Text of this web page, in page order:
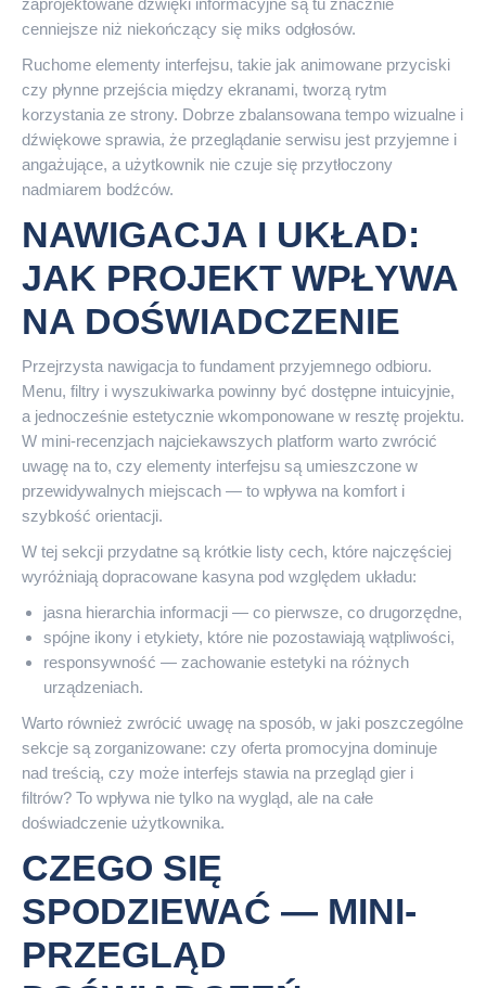
zaprojektowane dźwięki informacyjne są tu znacznie
cenniejsze niż niekończący się miks odgłosów.
Ruchome elementy interfejsu, takie jak animowane przyciski
czy płynne przejścia między ekranami, tworzą rytm
korzystania ze strony. Dobrze zbalansowana tempo wizualne i
dźwiękowe sprawia, że przeglądanie serwisu jest przyjemne i
angażujące, a użytkownik nie czuje się przytłoczony
nadmiarem bodźców.
NAWIGACJA I UKŁAD:
JAK PROJEKT WPŁYWA
NA DOŚWIADCZENIE
Przejrzysta nawigacja to fundament przyjemnego odbioru.
Menu, filtry i wyszukiwarka powinny być dostępne intuicyjnie,
a jednocześnie estetycznie wkomponowane w resztę projektu.
W mini-recenzjach najciekawszych platform warto zwrócić
uwagę na to, czy elementy interfejsu są umieszczone w
przewidywalnych miejscach — to wpływa na komfort i
szybkość orientacji.
W tej sekcji przydatne są krótkie listy cech, które najczęściej
wyróżniają dopracowane kasyna pod względem układu:
jasna hierarchia informacji — co pierwsze, co drugorzędne,
spójne ikony i etykiety, które nie pozostawiają wątpliwości,
responsywność — zachowanie estetyki na różnych
urządzeniach.
Warto również zwrócić uwagę na sposób, w jaki poszczególne
sekcje są zorganizowane: czy oferta promocyjna dominuje
nad treścią, czy może interfejs stawia na przegląd gier i
filtrów? To wpływa nie tylko na wygląd, ale na całe
doświadczenie użytkownika.
CZEGO SIĘ
SPODZIEWAĆ — MINI-
PRZEGLĄD